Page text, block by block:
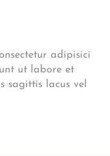
adipisici
ut labore et
sagittis lacus vel